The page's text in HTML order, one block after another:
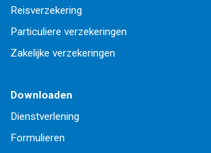
Reisverzekering
Particuliere verzekeringen
Zakelijke verzekeringen
Downloaden
Dienstverlening
Formulieren